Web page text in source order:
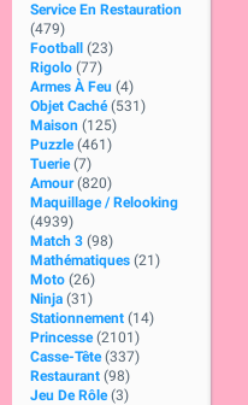
Service En Restauration
(479)
Football
(23)
Rigolo (77)
Armes À Feu (4)
Objet Caché (531)
Maison (125)
Puzzle (461)
Tuerie (7)
Amour (820)
Maquillage / Relooking
(4939)
Match 3 (98)
Mathématiques (21)
Moto (26)
Ninja (31)
Stationnement (14)
Princesse (2101)
Casse-Tête (337)
Restaurant (98)
Jeu De Rôle (3)